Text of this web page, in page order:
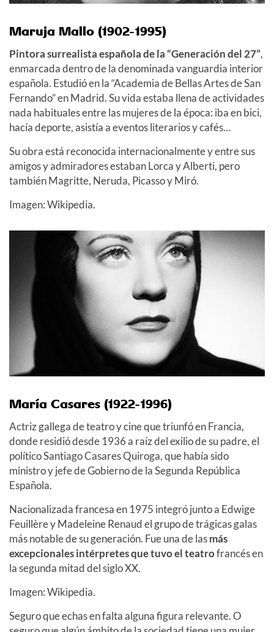
Maruja Mallo (1902-1995)
Pintora surrealista española de la “Generación del 27”,
enmarcada dentro de la denominada vanguardia interior
española. Estudió en la “Academia de Bellas Artes de San
Fernando” en Madrid. Su vida estaba llena de actividades
nada habituales entre las mujeres de la época: iba en bici,
hacía deporte, asistía a eventos literarios y cafés…
Su obra está reconocida internacionalmente y entre sus
amigos y admiradores estaban Lorca y Alberti, pero
también Magritte, Neruda, Picasso y Miró.
Imagen: Wikipedia.
María Casares (1922-1996)
Actriz gallega de teatro y cine que triunfó en Francia,
donde residió desde 1936 a raíz del exilio de su padre, el
político Santiago Casares Quiroga, que había sido
ministro y jefe de Gobierno de la Segunda República
Española.
Nacionalizada francesa en 1975 integró junto a Edwige
Feuillère y Madeleine Renaud el grupo de trágicas galas
más notable de su generación. Fue una de lasmás
excepcionales intérpretes que tuvo el teatrofrancés en
la segunda mitad del siglo XX.
Imagen: Wikipedia.
Seguro que echas en falta alguna figura relevante. O